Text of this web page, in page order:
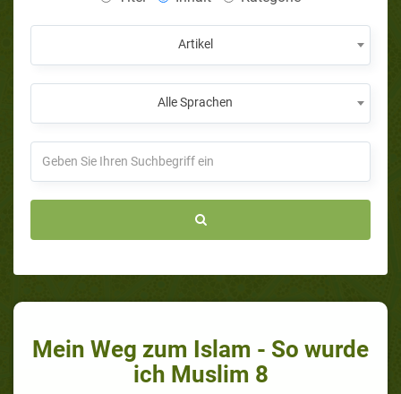
Artikel
Alle Sprachen
Mein Weg zum Islam - So wurde
ich Muslim 8